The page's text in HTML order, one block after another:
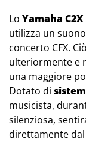
Lo Yamaha
utilizza un
concerto CFX.
ulteriormente e
una maggiore
Dotato di
musicista,
silenziosa,
direttamente